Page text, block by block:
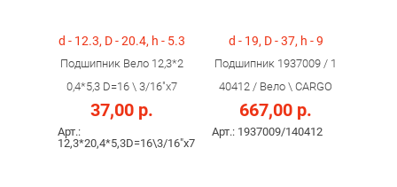
d - 12.3, D - 20.4, h - 5.3
Подшипник Вело 12,3*2
0,4*5,3 D=16 \ 3/16"х7
37,00 р.
Арт.:
12,3*20,4*5,3D=16\3/16"х7
d - 19, D - 37, h - 9
Подшипник 1937009 / 1
40412 / Вело \ CARGO
667,00 р.
Арт.: 1937009/140412